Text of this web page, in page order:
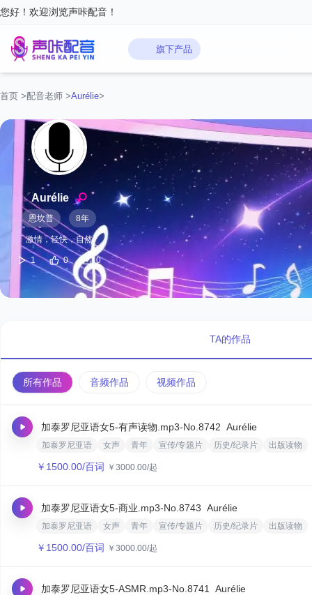
您好！欢迎浏览声咔配音！
旗下产品
首页 >配音老师 >‌Aurélie‌>
‌Aurélie‌
恩坎普 8年
激情，轻快，自然
1 0 0
TA的作品
所有作品 音频作品 视频作品
加泰罗尼亚语女5-有声读物.mp3-No.8742 ‌Aurélie‌
加泰罗尼亚语 女声 青年 宣传/专题片 历史/纪录片 出版读物
￥ 1500.00/百词 ￥ 3000.00/起
加泰罗尼亚语女5-商业.mp3-No.8743 ‌Aurélie‌
加泰罗尼亚语 女声 青年 宣传/专题片 历史/纪录片 出版读物
￥ 1500.00/百词 ￥ 3000.00/起
加泰罗尼亚语女5-ASMR.mp3-No.8741 ‌Aurélie‌